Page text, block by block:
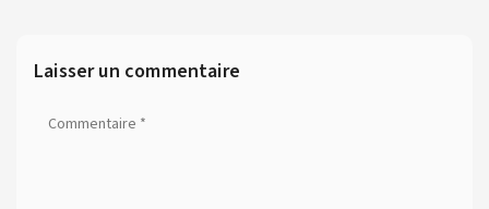
Laisser un commentaire
Commentaire *